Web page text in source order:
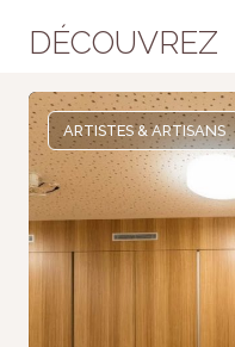
DÉCOUVREZ
ARTISTES & ARTISANS